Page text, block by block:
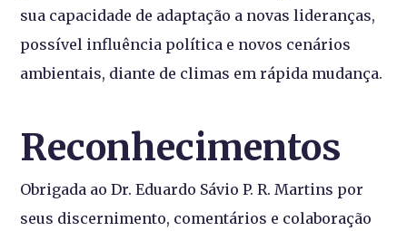
sua capacidade de adaptação a novas lideranças,
possível influência política e novos cenários
ambientais, diante de climas em rápida mudança.
Reconhecimentos
Obrigada ao Dr. Eduardo Sávio P. R. Martins por
seus discernimento, comentários e colaboração